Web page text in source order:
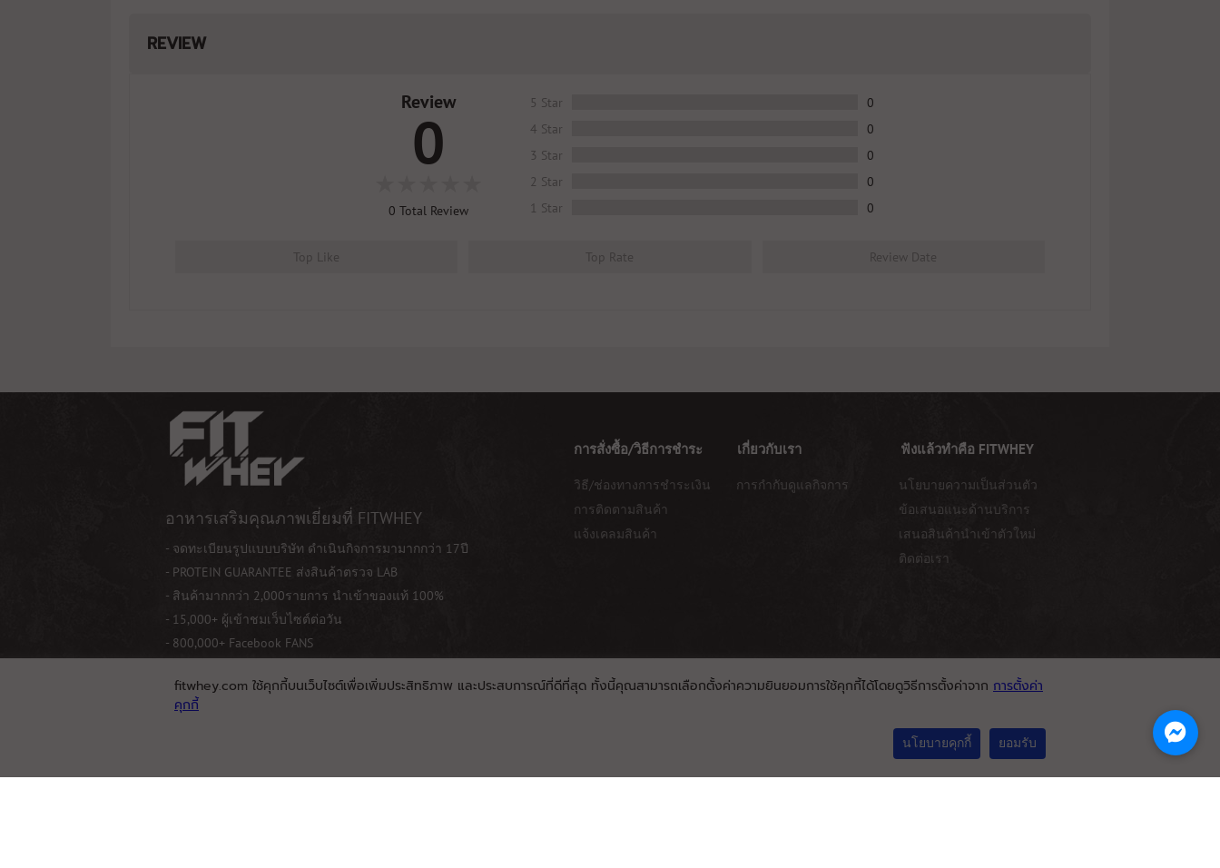
REVIEW
Review
0
0 Total Review
5 Star
0
4 Star
0
3 Star
0
2 Star
0
1 Star
0
Top Like Top Rate Review Date
อาหารเสริมคุณภาพเยี่ยมที่ FITWHEY
- จดทะเบียนรูปแบบบริษัท ดำเนินกิจการมามากกว่า 17ปี
- PROTEIN GUARANTEE ส่งสินค้าตรวจ LAB
- สินค้ามากกว่า 2,000รายการ นำเข้าของแท้ 100%
- 15,000+ ผู้เข้าชมเว็บไซต์ต่อวัน
- 800,000+ Facebook FANS
การสั่งซื้อ/วิธีการชำระ เกี่ยวกับเรา ฟังแล้วทำคือ FITWHEY
วิธี/ช่องทางการชำระเงิน
การติดตามสินค้า
แจ้งเคลมสินค้า
การกำกับดูแลกิจการ
นโยบายความเป็นส่วนตัว
ข้อเสนอแนะด้านบริการ
เสนอสินค้านำเข้าตัวใหม่
ติดต่อเรา
fitwhey.com ใช้คุกกี้บนเว็บไซต์เพื่อเพิ่มประสิทธิภาพ และประสบการณ์ที่ดีที่สุด ทั้งนี้คุณสามารถเลือกตั้งค่าความยินยอมการใช้คุกกี้ได้โดยดูวิธีการตั้งค่าจาก การตั้งค่า
คุกกี้
นโยบายคุกกี้ ยอมรับ